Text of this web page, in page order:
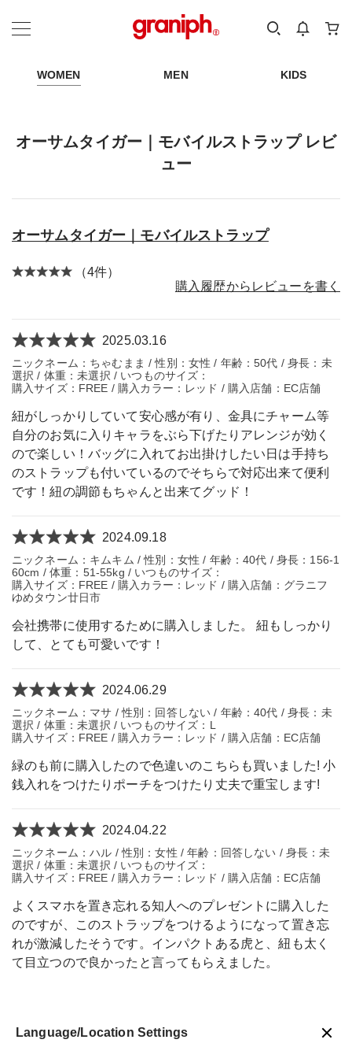
カテゴリーから探す
WOMEN MEN KIDS
オーサムタイガー｜モバイルストラップ レビ
ュー
オーサムタイガー｜モバイルストラップ
（4件）
購入履歴からレビューを書く
2025.03.16
ニックネーム：ちゃむまま / 性別：女性 / 年齢：50代 / 身長：未
選択 / 体重：未選択 / いつものサイズ：
購入サイズ：FREE / 購入カラー：レッド / 購入店舗：EC店舗
紐がしっかりしていて安心感が有り、金具にチャーム等
自分のお気に入りキャラをぶら下げたりアレンジが効く
ので楽しい！バッグに入れてお出掛けしたい日は手持ち
のストラップも付いているのでそちらで対応出来て便利
です！紐の調節もちゃんと出来てグッド！
2024.09.18
ニックネーム：キムキム / 性別：女性 / 年齢：40代 / 身長：156-1
60cm / 体重：51-55kg / いつものサイズ：
購入サイズ：FREE / 購入カラー：レッド / 購入店舗：グラニフ
ゆめタウン廿日市
会社携帯に使用するために購入しました。 紐もしっかり
して、とても可愛いです！
2024.06.29
ニックネーム：マサ / 性別：回答しない / 年齢：40代 / 身長：未
選択 / 体重：未選択 / いつものサイズ：L
購入サイズ：FREE / 購入カラー：レッド / 購入店舗：EC店舗
緑のも前に購入したので色違いのこちらも買いました! 小
銭入れをつけたりポーチをつけたり丈夫で重宝します!
2024.04.22
ニックネーム：ハル / 性別：女性 / 年齢：回答しない / 身長：未
選択 / 体重：未選択 / いつものサイズ：
購入サイズ：FREE / 購入カラー：レッド / 購入店舗：EC店舗
よくスマホを置き忘れる知人へのプレゼントに購入した
のですが、このストラップをつけるようになって置き忘
れが激減したそうです。インパクトある虎と、紐も太く
て目立つので良かったと言ってもらえました。
Language/Location Settings